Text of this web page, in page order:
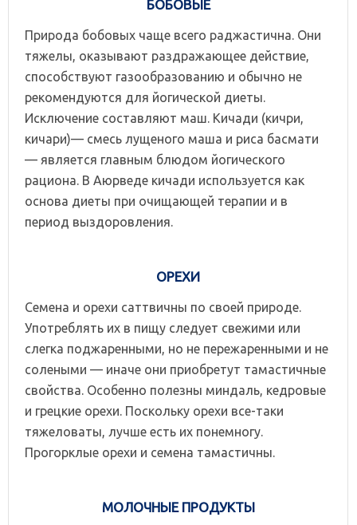
БОБОВЫЕ
Природа бобовых чаще всего раджастична. Они
тяжелы, оказывают раздражающее действие,
способствуют газообразованию и обычно не
рекомендуются для йогической диеты.
Исключение составляют маш. Кичади (кичри,
кичари)— смесь лущеного маша и риса басмати
— является главным блюдом йогического
рациона. В Аюрведе кичади используется как
основа диеты при очищающей терапии и в
период выздоровления.
ОРЕХИ
Семена и орехи саттвичны по своей природе.
Употреблять их в пищу следует свежими или
слегка поджаренными, но не пережаренными и не
солеными — иначе они приобретут тамастичные
свойства. Особенно полезны миндаль, кедровые
и грецкие орехи. Поскольку орехи все-таки
тяжеловаты, лучше есть их понемногу.
Прогорклые орехи и семена тамастичны.
МОЛОЧНЫЕ ПРОДУКТЫ